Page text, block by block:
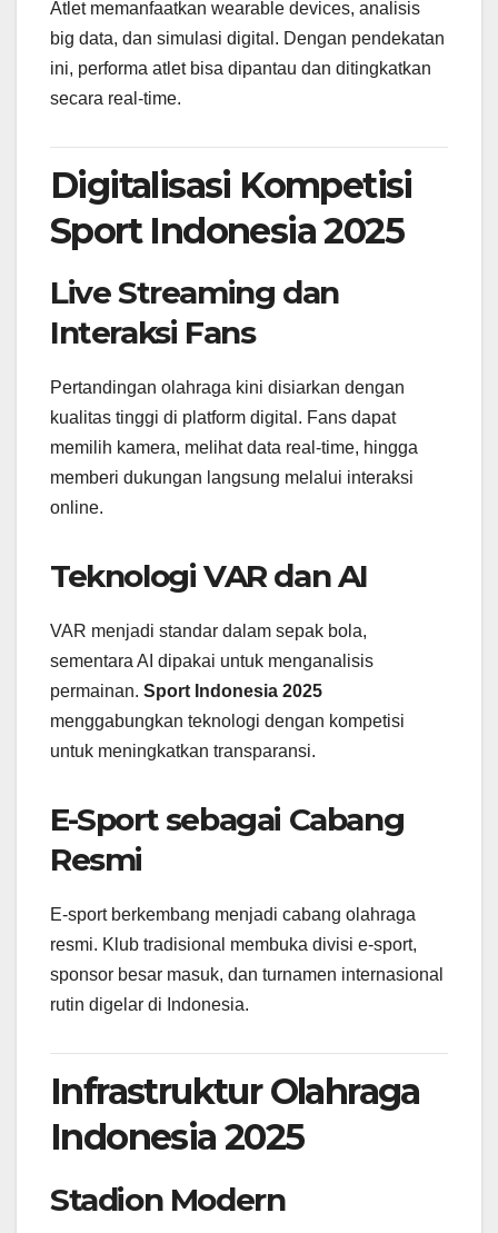
Atlet memanfaatkan wearable devices, analisis
big data, dan simulasi digital. Dengan pendekatan
ini, performa atlet bisa dipantau dan ditingkatkan
secara real-time.
Digitalisasi Kompetisi
Sport Indonesia 2025
Live Streaming dan
Interaksi Fans
Pertandingan olahraga kini disiarkan dengan
kualitas tinggi di platform digital. Fans dapat
memilih kamera, melihat data real-time, hingga
memberi dukungan langsung melalui interaksi
online.
Teknologi VAR dan AI
VAR menjadi standar dalam sepak bola,
sementara AI dipakai untuk menganalisis
permainan. Sport Indonesia 2025
menggabungkan teknologi dengan kompetisi
untuk meningkatkan transparansi.
E-Sport sebagai Cabang
Resmi
E-sport berkembang menjadi cabang olahraga
resmi. Klub tradisional membuka divisi e-sport,
sponsor besar masuk, dan turnamen internasional
rutin digelar di Indonesia.
Infrastruktur Olahraga
Indonesia 2025
Stadion Modern